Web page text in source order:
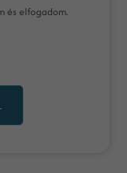
és elfogadom.